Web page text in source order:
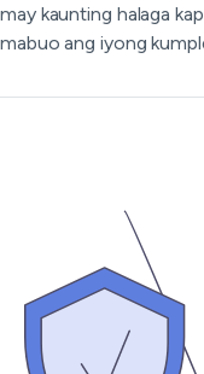
may kaunting halaga
mabuo ang iyong